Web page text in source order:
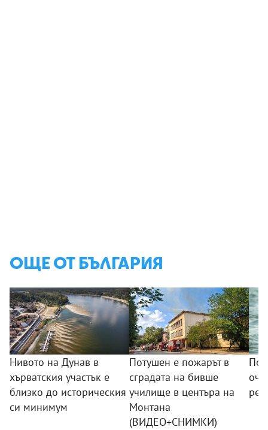
ОЩЕ ОТ БЪЛГАРИЯ
Нивото на Дунав в
хърватския участък е
близко до историческия
си минимум
Потушен е пожарът в
сградата на бивше
училище в центъра на
Монтана
(ВИДЕО+СНИМКИ)